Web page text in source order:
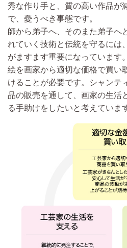
秀な作り手と、質の高い作品が
で、憂うべき事態です。
師から弟子へ、そのまた弟子へ
れていく技術と伝統を守るには
がますます重要になっています。
絵を画家から適切な価格で買い
けることが必要です。シャンテ
品の販売を通して、画家の生活
る手助けをしたいと考えていま